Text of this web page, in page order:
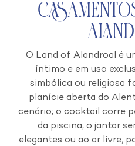
O Land of Alandroal é
íntimo e em uso
simbólica ou religiosa
planície aberta do
cenário; o cocktail corre
da piscina; o jantar
elegantes ou ao ar livre,